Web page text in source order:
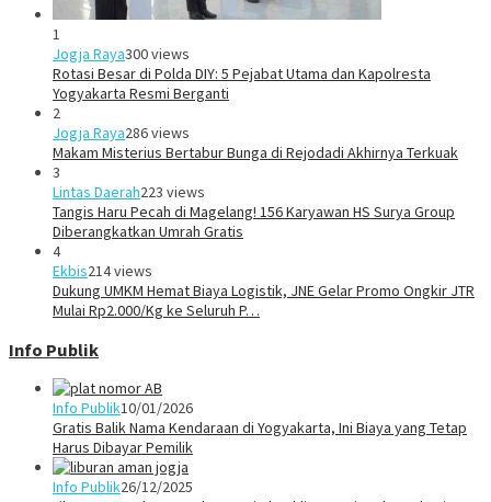
1
Jogja Raya300 views
Rotasi Besar di Polda DIY: 5 Pejabat Utama dan Kapolresta
Yogyakarta Resmi Berganti
2
Jogja Raya286 views
Makam Misterius Bertabur Bunga di Rejodadi Akhirnya Terkuak
3
Lintas Daerah223 views
Tangis Haru Pecah di Magelang! 156 Karyawan HS Surya Group
Diberangkatkan Umrah Gratis
4
Ekbis214 views
Dukung UMKM Hemat Biaya Logistik, JNE Gelar Promo Ongkir JTR
Mulai Rp2.000/Kg ke Seluruh P…
Info Publik
Info Publik10/01/2026
Gratis Balik Nama Kendaraan di Yogyakarta, Ini Biaya yang Tetap
Harus Dibayar Pemilik
Info Publik26/12/2025